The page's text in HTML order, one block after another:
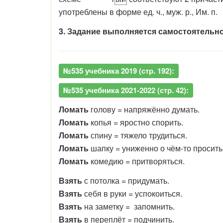
употреблены в форме ед. ч., муж. р., Им. п.
3. Задание выполняется
№535 учебника 2019 (стр. 192):
№535 учебника 2021-2022 (стр. 42):
Ломать голову = напряжённо думать.
Ломать копья = яростно спорить.
Ломатьспину = тяжело трудиться.
Ломать шапку = униженно о чём-то
Ломать комедию = притворяться.
Взятьс потолка = придумать.
Взятьсебя в руки = успокоиться.
Взять на заметку = запомнить.
Взять в переплёт = подчинить.